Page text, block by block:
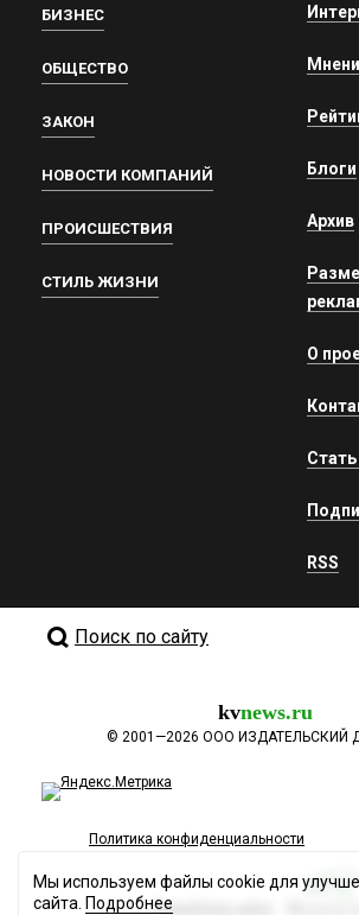
БИЗНЕС
ОБЩЕСТВО
ЗАКОН
НОВОСТИ КОМПАНИЙ
ПРОИСШЕСТВИЯ
СТИЛЬ ЖИЗНИ
Блоги
Архив
О
RSS
Поиск по сайту
kvnews.ru
© 2001—2026 ООО ИЗДАТЕЛЬСКИЙ
Политика конфиденциальности
Разработка сайта
Мы используем файлы cookie для
сайта. Подробнее